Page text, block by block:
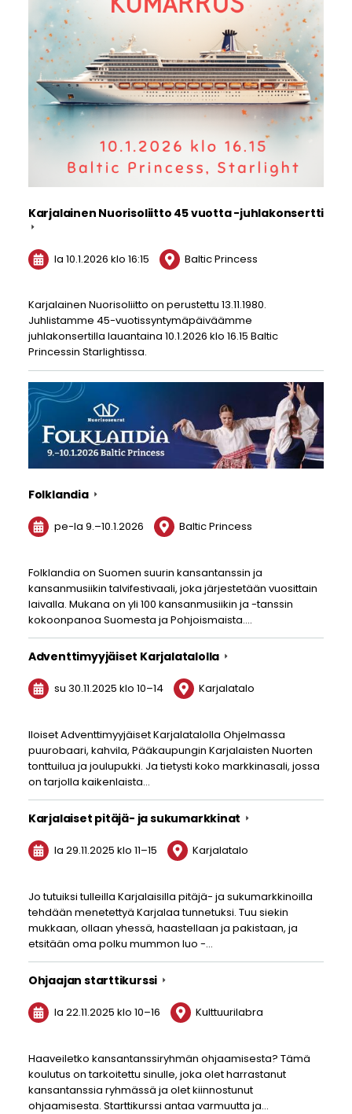
Karjalainen Nuorisoliitto 45 vuotta -juhlakonsertti
la 10.1.2026 klo 16:15 Baltic Princess
Karjalainen Nuorisoliitto on perustettu 13.11.1980.
Juhlistamme 45-vuotissyntymäpäiväämme
juhlakonsertilla lauantaina 10.1.2026 klo 16.15 Baltic
Princessin Starlightissa.
Folklandia
pe-la 9.–10.1.2026 Baltic Princess
Folklandia on Suomen suurin kansantanssin ja
kansanmusiikin talvifestivaali, joka järjestetään vuosittain
laivalla. Mukana on yli 100 kansanmusiikin ja -tanssin
kokoonpanoa Suomesta ja Pohjoismaista.…
Adventtimyyjäiset Karjalatalolla
su 30.11.2025 klo 10–14 Karjalatalo
Iloiset Adventtimyyjäiset Karjalatalolla Ohjelmassa
puurobaari, kahvila, Pääkaupungin Karjalaisten Nuorten
tonttuilua ja joulupukki. Ja tietysti koko markkinasali, jossa
on tarjolla kaikenlaista…
Karjalaiset pitäjä- ja sukumarkkinat
la 29.11.2025 klo 11–15 Karjalatalo
Jo tutuiksi tulleilla Karjalaisilla pitäjä- ja sukumarkkinoilla
tehdään menetettyä Karjalaa tunnetuksi. Tuu siekin
mukkaan, ollaan yhessä, haastellaan ja pakistaan, ja
etsitään oma polku mummon luo -…
Ohjaajan starttikurssi
la 22.11.2025 klo 10–16 Kulttuurilabra
Haaveiletko kansantanssiryhmän ohjaamisesta? Tämä
koulutus on tarkoitettu sinulle, joka olet harrastanut
kansantanssia ryhmässä ja olet kiinnostunut
ohjaamisesta. Starttikurssi antaa varmuutta ja…